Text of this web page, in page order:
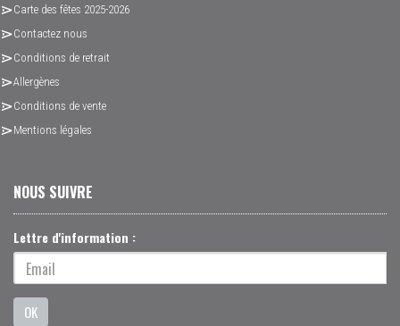
Carte des fêtes 2025-2026
Contactez nous
Conditions de retrait
Allergènes
Conditions de vente
Mentions légales
NOUS SUIVRE
Lettre d'information :
OK